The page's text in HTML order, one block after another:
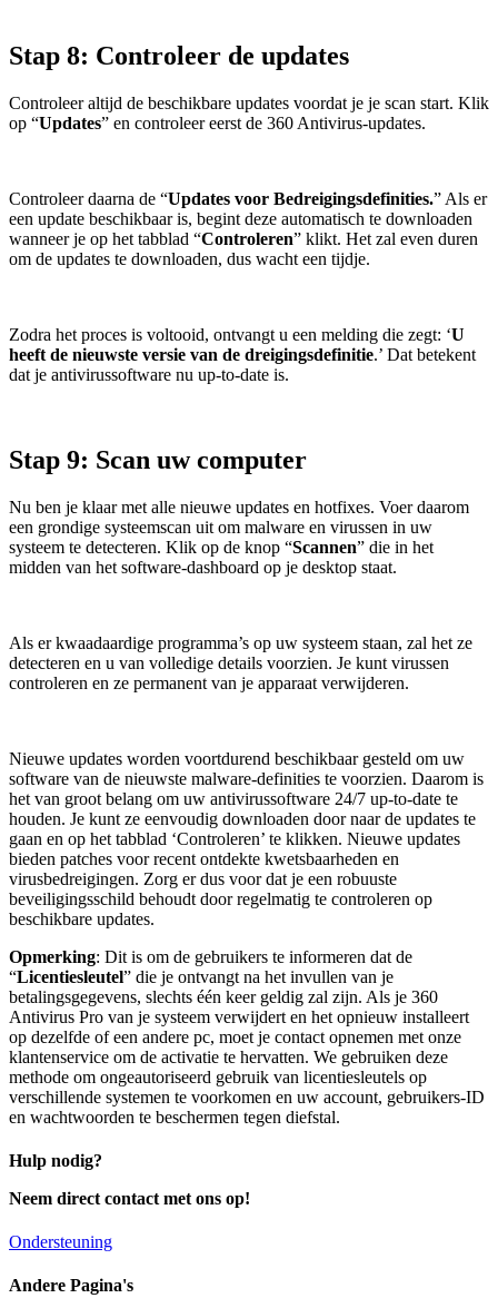
Stap 8: Controleer de updates
Controleer altijd de beschikbare updates voordat je je scan start. Klik
op “Updates” en controleer eerst de 360 Antivirus-updates.
Controleer daarna de “Updates voor Bedreigingsdefinities.” Als er
een update beschikbaar is, begint deze automatisch te downloaden
wanneer je op het tabblad “Controleren” klikt. Het zal even duren
om de updates te downloaden, dus wacht een tijdje.
Zodra het proces is voltooid, ontvangt u een melding die zegt: ‘U
heeft de nieuwste versie van de dreigingsdefinitie.’ Dat betekent
dat je antivirussoftware nu up-to-date is.
Stap 9: Scan uw computer
Nu ben je klaar met alle nieuwe updates en hotfixes. Voer daarom
een grondige systeemscan uit om malware en virussen in uw
systeem te detecteren. Klik op de knop “Scannen” die in het
midden van het software-dashboard op je desktop staat.
Als er kwaadaardige programma’s op uw systeem staan, zal het ze
detecteren en u van volledige details voorzien. Je kunt virussen
controleren en ze permanent van je apparaat verwijderen.
Nieuwe updates worden voortdurend beschikbaar gesteld om uw
software van de nieuwste malware-definities te voorzien. Daarom is
het van groot belang om uw antivirussoftware 24/7 up-to-date te
houden. Je kunt ze eenvoudig downloaden door naar de updates te
gaan en op het tabblad ‘Controleren’ te klikken. Nieuwe updates
bieden patches voor recent ontdekte kwetsbaarheden en
virusbedreigingen. Zorg er dus voor dat je een robuuste
beveiligingsschild behoudt door regelmatig te controleren op
beschikbare updates.
Opmerking: Dit is om de gebruikers te informeren dat de
“Licentiesleutel” die je ontvangt na het invullen van je
betalingsgegevens, slechts één keer geldig zal zijn. Als je 360
Antivirus Pro van je systeem verwijdert en het opnieuw installeert
op dezelfde of een andere pc, moet je contact opnemen met onze
klantenservice om de activatie te hervatten. We gebruiken deze
methode om ongeautoriseerd gebruik van licentiesleutels op
verschillende systemen te voorkomen en uw account, gebruikers-ID
en wachtwoorden te beschermen tegen diefstal.
Hulp nodig?
Neem direct contact met ons op!
Ondersteuning
Andere Pagina's